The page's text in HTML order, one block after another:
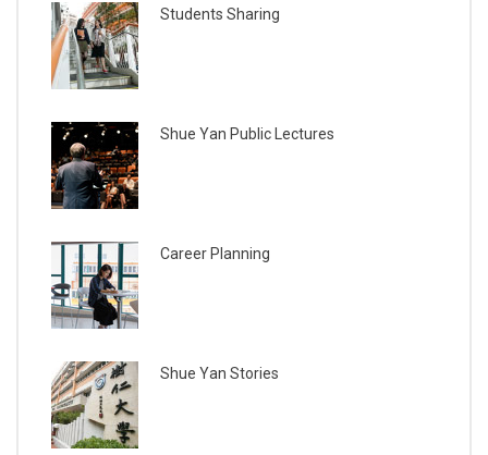
Students Sharing
Shue Yan Public Lectures
Career Planning
Shue Yan Stories